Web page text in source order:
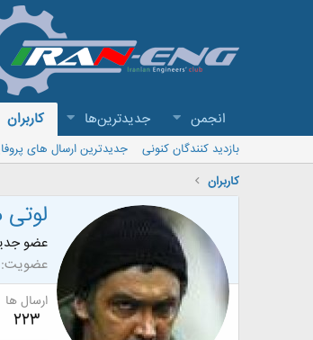
انجمن جدیدترین‌ها کاربران
بازدید کنندگان کنونی جدیدترین ارسال های
کاربران
عضو
عضویت
ارسال ها
223